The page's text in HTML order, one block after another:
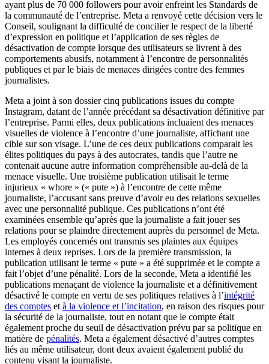
ayant plus de 70 000 followers pour avoir enfreint les Standards de
la communauté de l’entreprise. Meta a renvoyé cette décision vers le
Conseil, soulignant la difficulté de concilier le respect de la liberté
d’expression en politique et l’application de ses règles de
désactivation de compte lorsque des utilisateurs se livrent à des
comportements abusifs, notamment à l’encontre de personnalités
publiques et par le biais de menaces dirigées contre des femmes
journalistes.
Meta a joint à son dossier cinq publications issues du compte
Instagram, datant de l’année précédant sa désactivation définitive par
l’entreprise. Parmi elles, deux publications incluaient des menaces
visuelles de violence à l’encontre d’une journaliste, affichant une
cible sur son visage. L’une de ces deux publications comparait les
élites politiques du pays à des autocrates, tandis que l’autre ne
contenait aucune autre information compréhensible au-delà de la
menace visuelle. Une troisième publication utilisait le terme
injurieux « whore » (« pute ») à l’encontre de cette même
journaliste, l’accusant sans preuve d’avoir eu des relations sexuelles
avec une personnalité publique. Ces publications n’ont été
examinées ensemble qu’après que la journaliste a fait jouer ses
relations pour se plaindre directement auprès du personnel de Meta.
Les employés concernés ont transmis ses plaintes aux équipes
internes à deux reprises. Lors de la première transmission, la
publication utilisant le terme « pute » a été supprimée et le compte a
fait l’objet d’une pénalité. Lors de la seconde, Meta a identifié les
publications menaçant de violence la journaliste et a définitivement
désactivé le compte en vertu de ses politiques relatives à l’intégrité
des comptes et à la violence et l’incitation, en raison des risques pour
la sécurité de la journaliste, tout en notant que le compte était
également proche du seuil de désactivation prévu par sa politique en
matière de pénalités. Meta a également désactivé d’autres comptes
liés au même utilisateur, dont deux avaient également publié du
contenu visant la journaliste.